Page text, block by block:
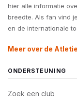
hier alle informatie
breedte. Als fan vind
en de internationale
Meer over de
ONDERSTEUNING
Zoek een club